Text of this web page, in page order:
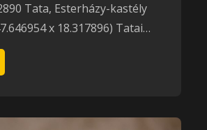
Tata, Esterházy-kastély
x 18.317896) Tatai…